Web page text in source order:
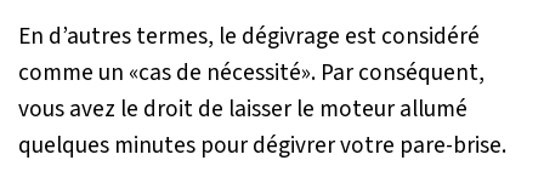
En d’autres termes, le dégivrage est considéré
comme un «cas de nécessité». Par conséquent,
vous avez le droit de laisser le moteur allumé
quelques minutes pour dégivrer votre pare-brise.